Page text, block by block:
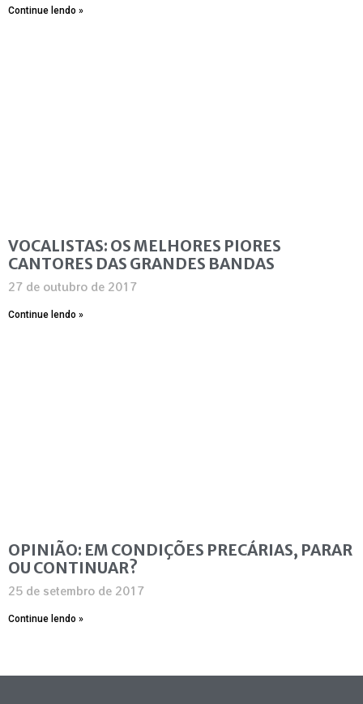
Continue lendo »
VOCALISTAS: OS MELHORES PIORES
CANTORES DAS GRANDES BANDAS
27 de outubro de 2017
Continue lendo »
OPINIÃO: EM CONDIÇÕES PRECÁRIAS, PARAR
OU CONTINUAR?
25 de setembro de 2017
Continue lendo »